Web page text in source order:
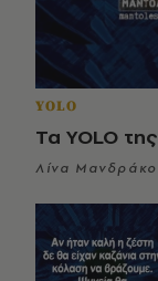
YOLO
Τα YOLO
Λίνα